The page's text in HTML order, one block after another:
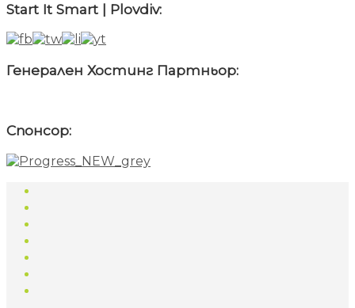
Start It Smart | Plovdiv:
Генерален Хостинг Партньор:
Спонсор: